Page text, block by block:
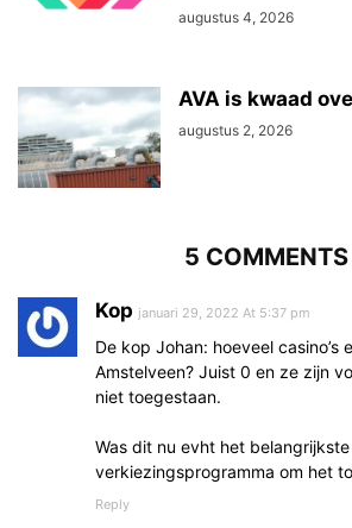
augustus 4, 2026
AVA is kwaad
augustus 2, 2026
5 COMMENTS
Kop januari 29, 2022 At 5:37 pm
De kop Johan: hoeveel casino’s
Amstelveen? Juist 0 en ze zijn
niet toegestaan.
Was dit nu evht het
verkiezingsprogramma om het
Reply